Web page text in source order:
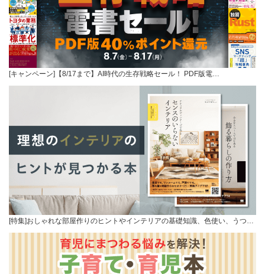
[キャンペーン]【8/17まで】AI時代の生存戦略セール！ PDF版電…
[特集]おしゃれな部屋作りのヒントやインテリアの基礎知識、色使い、うつ…